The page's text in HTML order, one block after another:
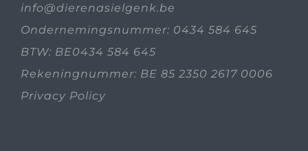
info@dierenasielgenk.be
Ondernemingsnummer: 0434 584 645
BTW: BE0434 584 645
Rekeningnummer: BE 85 2350 2617 0006
Privacy Policy